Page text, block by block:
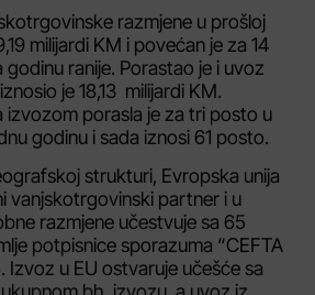
razmjene u prošloj
milijardi KM i povećan je za 14
ranije. Porastao je i uvoz
je 18,13 milijardi KM.
izvozom porasla je za tri posto u
godinu i sada iznosi 61 posto.
strukturi, Evropska unija
vanjskotrgovinski partner i u
razmjene učestvuje sa 65
potpisnice sporazuma “CEFTA
Izvoz u EU ostvaruje učešće sa